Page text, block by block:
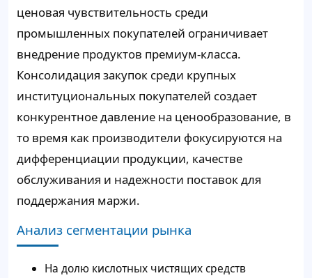
ценовая чувствительность среди
промышленных покупателей ограничивает
внедрение продуктов премиум-класса.
Консолидация закупок среди крупных
институциональных покупателей создает
конкурентное давление на ценообразование, в
то время как производители фокусируются на
дифференциации продукции, качестве
обслуживания и надежности поставок для
поддержания маржи.
Анализ сегментации рынка
На долю кислотных чистящих средств